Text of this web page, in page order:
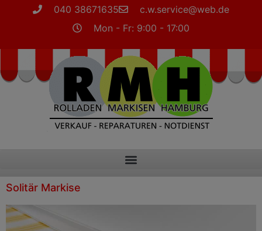
040 38671635
c.w.service@web.de
Mon - Fr: 9:00 - 17:00
Solitär Markise